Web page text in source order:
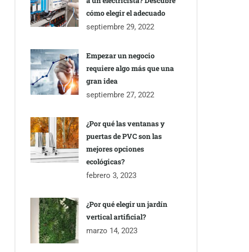
cómo elegir el adecuado
septiembre 29, 2022
Empezar un negocio
requiere algo más que una
gran idea
septiembre 27, 2022
¿Por qué las ventanas y
puertas de PVC son las
mejores opciones
ecológicas?
febrero 3, 2023
¿Por qué elegir un jardín
vertical artificial?
marzo 14, 2023